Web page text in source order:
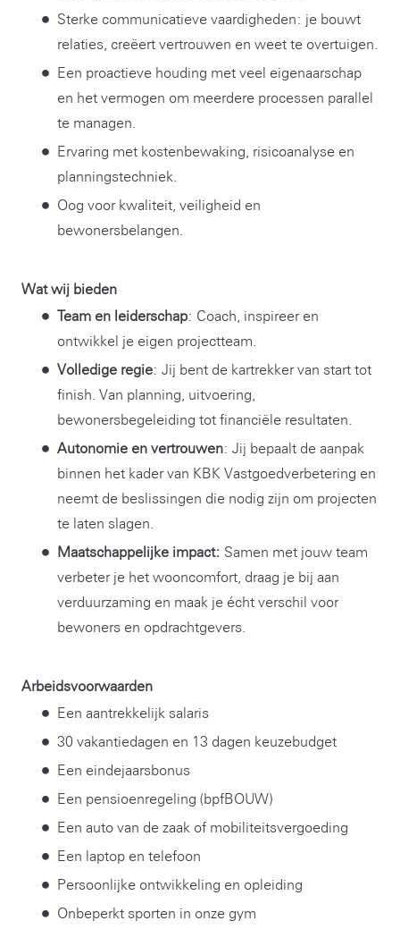
Sterke communicatieve vaardigheden: je bouwt
relaties, creëert vertrouwen en weet te overtuigen.
Een proactieve houding met veel eigenaarschap
en het vermogen om meerdere processen parallel
te managen.
Ervaring met kostenbewaking, risicoanalyse en
planningstechniek.
Oog voor kwaliteit, veiligheid en
bewonersbelangen.
Wat wij bieden
Team en leiderschap: Coach, inspireer en
ontwikkel je eigen projectteam.
Volledige regie: Jij bent de kartrekker van start tot
finish. Van planning, uitvoering,
bewonersbegeleiding tot financiële resultaten.
Autonomie en vertrouwen: Jij bepaalt de aanpak
binnen het kader van KBK Vastgoedverbetering en
neemt de beslissingen die nodig zijn om projecten
te laten slagen.
Maatschappelijke impact: Samen met jouw team
verbeter je het wooncomfort, draag je bij aan
verduurzaming en maak je écht verschil voor
bewoners en opdrachtgevers.
Arbeidsvoorwaarden
Een aantrekkelijk salaris
30 vakantiedagen en 13 dagen keuzebudget
Een eindejaarsbonus
Een pensioenregeling (bpfBOUW)
Een auto van de zaak of mobiliteitsvergoeding
Een laptop en telefoon
Persoonlijke ontwikkeling en opleiding
Onbeperkt sporten in onze gym